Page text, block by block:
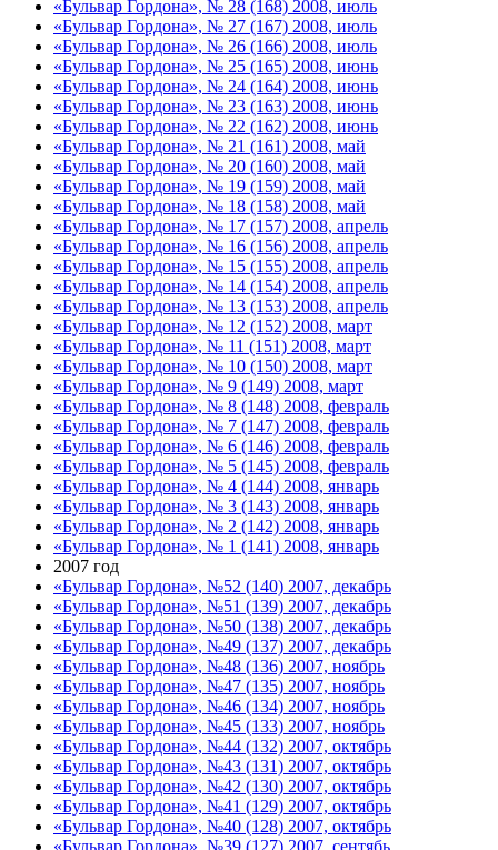
«Бульвар Гордона», № 28 (168) 2008, июль
«Бульвар Гордона», № 27 (167) 2008, июль
«Бульвар Гордона», № 26 (166) 2008, июль
«Бульвар Гордона», № 25 (165) 2008, июнь
«Бульвар Гордона», № 24 (164) 2008, июнь
«Бульвар Гордона», № 23 (163) 2008, июнь
«Бульвар Гордона», № 22 (162) 2008, июнь
«Бульвар Гордона», № 21 (161) 2008, май
«Бульвар Гордона», № 20 (160) 2008, май
«Бульвар Гордона», № 19 (159) 2008, май
«Бульвар Гордона», № 18 (158) 2008, май
«Бульвар Гордона», № 17 (157) 2008, апрель
«Бульвар Гордона», № 16 (156) 2008, апрель
«Бульвар Гордона», № 15 (155) 2008, апрель
«Бульвар Гордона», № 14 (154) 2008, апрель
«Бульвар Гордона», № 13 (153) 2008, апрель
«Бульвар Гордона», № 12 (152) 2008, март
«Бульвар Гордона», № 11 (151) 2008, март
«Бульвар Гордона», № 10 (150) 2008, март
«Бульвар Гордона», № 9 (149) 2008, март
«Бульвар Гордона», № 8 (148) 2008, февраль
«Бульвар Гордона», № 7 (147) 2008, февраль
«Бульвар Гордона», № 6 (146) 2008, февраль
«Бульвар Гордона», № 5 (145) 2008, февраль
«Бульвар Гордона», № 4 (144) 2008, январь
«Бульвар Гордона», № 3 (143) 2008, январь
«Бульвар Гордона», № 2 (142) 2008, январь
«Бульвар Гордона», № 1 (141) 2008, январь
2007 год
«Бульвар Гордона», №52 (140) 2007, декабрь
«Бульвар Гордона», №51 (139) 2007, декабрь
«Бульвар Гордона», №50 (138) 2007, декабрь
«Бульвар Гордона», №49 (137) 2007, декабрь
«Бульвар Гордона», №48 (136) 2007, ноябрь
«Бульвар Гордона», №47 (135) 2007, ноябрь
«Бульвар Гордона», №46 (134) 2007, ноябрь
«Бульвар Гордона», №45 (133) 2007, ноябрь
«Бульвар Гордона», №44 (132) 2007, октябрь
«Бульвар Гордона», №43 (131) 2007, октябрь
«Бульвар Гордона», №42 (130) 2007, октябрь
«Бульвар Гордона», №41 (129) 2007, октябрь
«Бульвар Гордона», №40 (128) 2007, октябрь
«Бульвар Гордона», №39 (127) 2007, сентябь